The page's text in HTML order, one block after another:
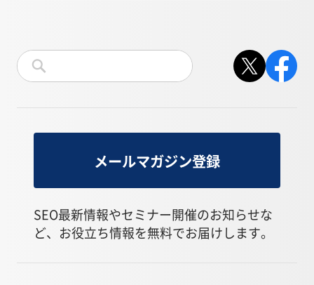
メールマガジン登録
SEO最新情報やセミナー開催のお知らせな
ど、お役立ち情報を無料でお届けします。